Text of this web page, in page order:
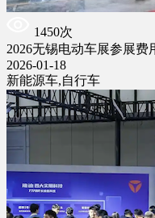
1450次
2026无锡电动车展参展
2026-01-18
新能源车,自行车